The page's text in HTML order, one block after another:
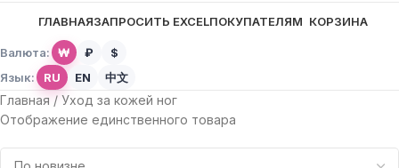
ГЛАВНАЯЗАПРОСИТЬ EXCELПОКУПАТЕЛЯМ КОРЗИНА
Валюта: ₩ ₽
$
Язык:
RU EN 中文
Главная
Уход за кожей ног
Отображение единственного товара